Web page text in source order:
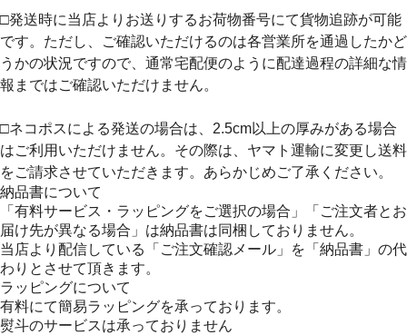
□発送時に当店よりお送りするお荷物番号にて貨物追跡が可能
です。ただし、ご確認いただけるのは各営業所を通過したかど
うかの状況ですので、通常宅配便のように配達過程の詳細な情
報まではご確認いただけません。
□ネコポスによる発送の場合は、2.5cm以上の厚みがある場合
はご利用いただけません。その際は、ヤマト運輸に変更し送料
をご請求させていただきます。あらかじめご了承ください。
納品書について
「有料サービス・ラッピングをご選択の場合」「ご注文者とお
届け先が異なる場合」は納品書は同梱しておりません。
当店より配信している「ご注文確認メール」を「納品書」の代
わりとさせて頂きます。
ラッピングについて
有料にて簡易ラッピングを承っております。
熨斗のサービスは承っておりません